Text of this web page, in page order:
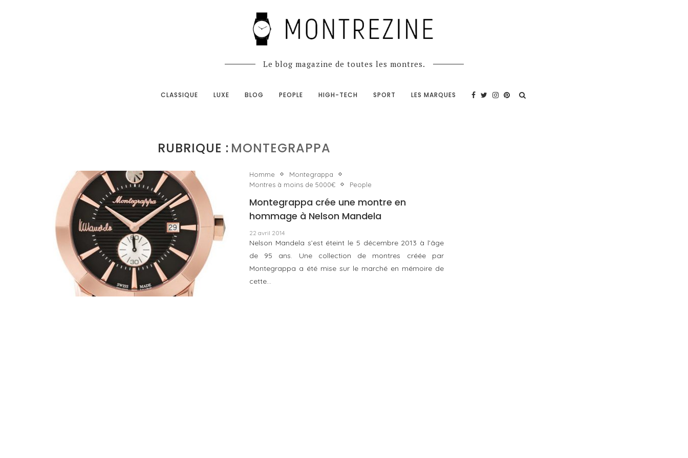
Le blog magazine de toutes les montres.
CLASSIQUE LUXE BLOG PEOPLE HIGH-TECH SPORT LES MARQUES
RUBRIQUE : MONTEGRAPPA
Homme
Montegrappa
Montres à moins de 5000€
People
Montegrappa crée une montre en
hommage à Nelson Mandela
22 avril 2014
Nelson Mandela s’est éteint le 5 décembre 2013 à l’âge
de 95 ans. Une collection de montres créée par
Montegrappa a été mise sur le marché en mémoire de
cette…